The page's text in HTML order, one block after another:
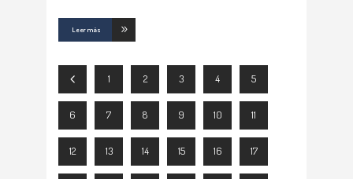
Leer más
1 2 3 4 5
6 7 8 9 10 11
12 13 14 15 16 17